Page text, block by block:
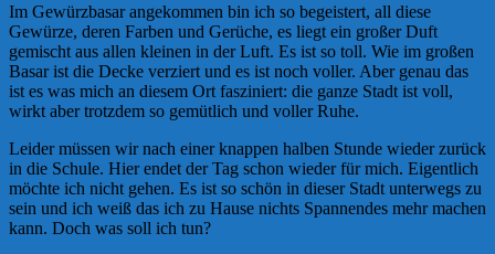
Im Gewürzbasar angekommen bin ich so begeistert, all diese
Gewürze, deren Farben und Gerüche, es liegt ein großer Duft
gemischt aus allen kleinen in der Luft. Es ist so toll. Wie im großen
Basar ist die Decke verziert und es ist noch voller. Aber genau das
ist es was mich an diesem Ort fasziniert: die ganze Stadt ist voll,
wirkt aber trotzdem so gemütlich und voller Ruhe.
Leider müssen wir nach einer knappen halben Stunde wieder zurück
in die Schule. Hier endet der Tag schon wieder für mich. Eigentlich
möchte ich nicht gehen. Es ist so schön in dieser Stadt unterwegs zu
sein und ich weiß das ich zu Hause nichts Spannendes mehr machen
kann. Doch was soll ich tun?